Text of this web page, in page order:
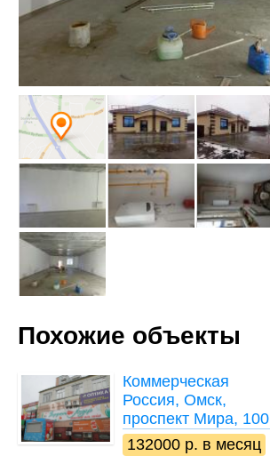
Похожие объекты
Коммерческая
Россия, Омск,
проспект Мира, 100
132000 р. в месяц